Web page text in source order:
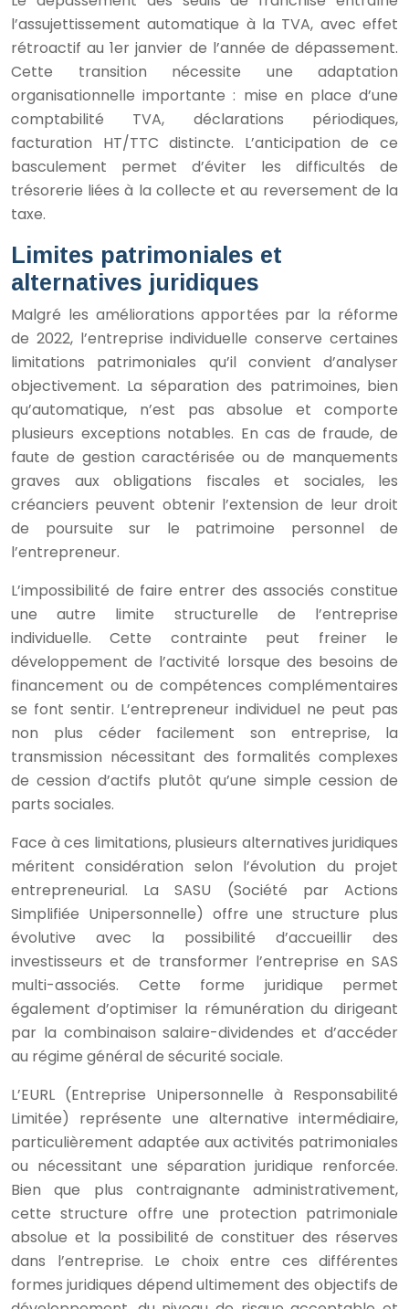
l’assujettissement automatique à la TVA, avec effet
rétroactif au 1er janvier de l’année de dépassement.
Cette transition nécessite une adaptation
organisationnelle importante : mise en place d’une
comptabilité TVA, déclarations périodiques,
facturation HT/TTC distincte. L’anticipation de ce
basculement permet d’éviter les difficultés de
trésorerie liées à la collecte et au reversement de la
taxe.
Limites patrimoniales et
alternatives juridiques
Malgré les améliorations apportées par la réforme
de 2022, l’entreprise individuelle conserve certaines
limitations patrimoniales qu’il convient d’analyser
objectivement. La séparation des patrimoines, bien
qu’automatique, n’est pas absolue et comporte
plusieurs exceptions notables. En cas de fraude, de
faute de gestion caractérisée ou de manquements
graves aux obligations fiscales et sociales, les
créanciers peuvent obtenir l’extension de leur droit
de poursuite sur le patrimoine personnel de
l’entrepreneur.
L’impossibilité de faire entrer des associés constitue
une autre limite structurelle de l’entreprise
individuelle. Cette contrainte peut freiner le
développement de l’activité lorsque des besoins de
financement ou de compétences complémentaires
se font sentir. L’entrepreneur individuel ne peut pas
non plus céder facilement son entreprise, la
transmission nécessitant des formalités complexes
de cession d’actifs plutôt qu’une simple cession de
parts sociales.
Face à ces limitations, plusieurs alternatives juridiques
méritent considération selon l’évolution du projet
entrepreneurial. La SASU (Société par Actions
Simplifiée Unipersonnelle) offre une structure plus
évolutive avec la possibilité d’accueillir des
investisseurs et de transformer l’entreprise en SAS
multi-associés. Cette forme juridique permet
également d’optimiser la rémunération du dirigeant
par la combinaison salaire-dividendes et d’accéder
au régime général de sécurité sociale.
L’EURL (Entreprise Unipersonnelle à Responsabilité
Limitée) représente une alternative intermédiaire,
particulièrement adaptée aux activités patrimoniales
ou nécessitant une séparation juridique renforcée.
Bien que plus contraignante administrativement,
cette structure offre une protection patrimoniale
absolue et la possibilité de constituer des réserves
dans l’entreprise. Le choix entre ces différentes
formes juridiques dépend ultimement des objectifs de